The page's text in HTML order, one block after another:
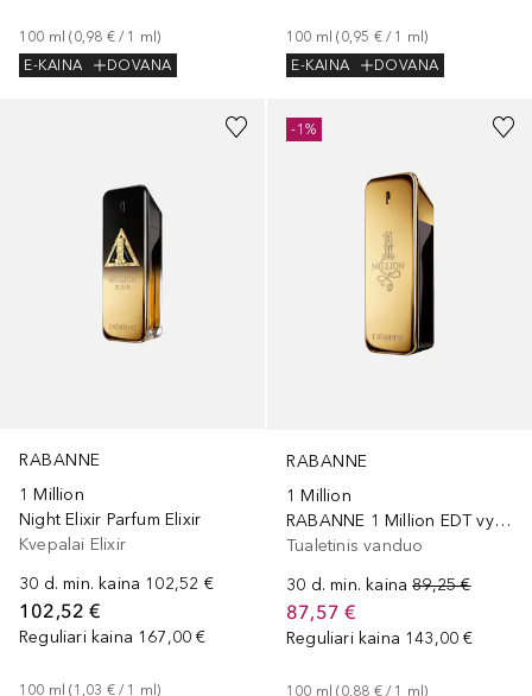
100 ml (0,98 € / 1 ml)
E-KAINA
DOVANA
100 ml (0,95 € / 1 ml)
E-KAINA
DOVANA
RABANNE
1 Million
Night Elixir Parfum Elixir
Kvepalai Elixir
30 d. min. kaina 102,52 €
102,52 €
Reguliari kaina 167,00 €
100 ml (1,03 € / 1 ml)
RABANNE
1 Million
RABANNE 1 Million EDT vyriškas tualetinis vanduo 30ML
Tualetinis vanduo
30 d. min. kaina 89,25 €
87,57 €
Reguliari kaina 143,00 €
100 ml (0,88 € / 1 ml)
-1%